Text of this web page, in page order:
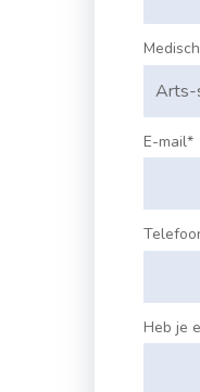
E-mail*
Heb je